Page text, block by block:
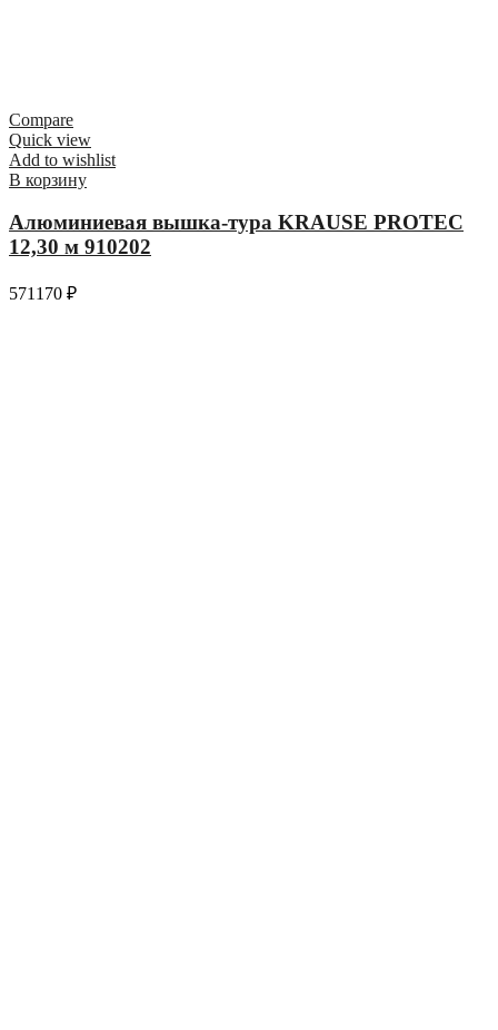
Compare
Quick view
Add to wishlist
В корзину
Алюминиевая вышка-тура KRAUSE PROTEC
12,30 м 910202
571170 ₽